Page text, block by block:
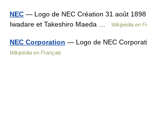
NEC — Logo de NEC Création 31 août
Iwadare et Takeshiro Maeda …
Wikipédia en
NEC Corporation — Logo de NEC
Wikipédia en Français